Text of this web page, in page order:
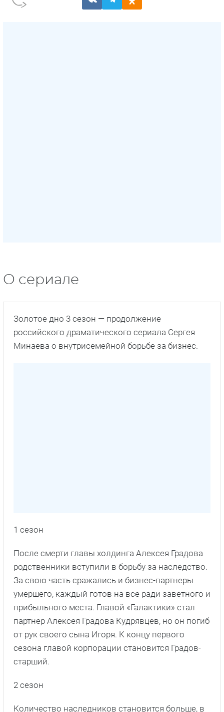
О сериале
Золотое дно 3 сезон — продолжение
российского драматического сериала Сергея
Минаева о внутрисемейной борьбе за бизнес.
1 сезон
После смерти главы холдинга Алексея Градова
родственники вступили в борьбу за наследство.
За свою часть сражались и бизнес-партнеры
умершего, каждый готов на все ради заветного и
прибыльного места. Главой «Галактики» стал
партнер Алексея Градова Кудрявцев, но он погиб
от рук своего сына Игоря. К концу первого
сезона главой корпорации становится Градов-
старший.
2 сезон
Количество наследников становится больше, в